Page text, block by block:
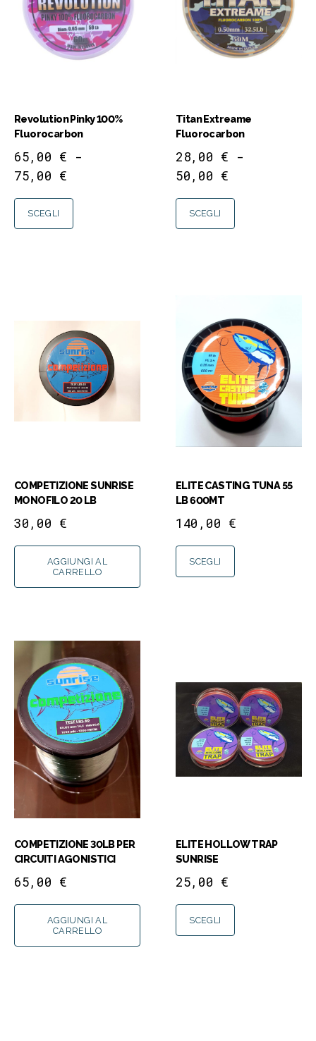
Revolution Pinky 100%
Fluorocarbon
65,00 € -
75,00 €
SCEGLI
Titan Extreame
Fluorocarbon
28,00 € -
50,00 €
SCEGLI
COMPETIZIONE SUNRISE
MONOFILO 20 LB
30,00 €
AGGIUNGI AL
CARRELLO
ELITE CASTING TUNA 55
LB 600MT
140,00 €
SCEGLI
COMPETIZIONE 30LB PER
CIRCUITI AGONISTICI
65,00 €
AGGIUNGI AL
CARRELLO
ELITE HOLLOW TRAP
SUNRISE
25,00 €
SCEGLI